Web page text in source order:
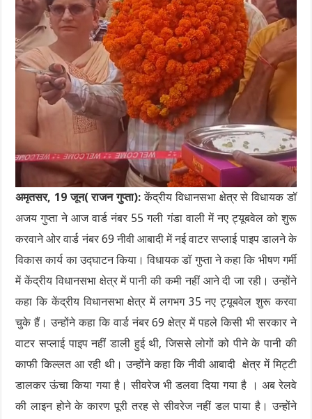
अमृतसर, 19 जून( राजन गुप्ता):केंद्रीय विधानसभा क्षेत्र से विधायक डॉ
अजय गुप्ता ने आज वार्ड नंबर 55 गली गंडा वाली में नए ट्यूबवेल को शुरू
करवाने ओर वार्ड नंबर 69 नीवी आबादी में नई वाटर सप्लाई पाइप डालने के
विकास कार्य का उद्घाटन किया। विधायक डॉ गुप्ता ने कहा कि भीषण गर्मी
में केंद्रीय विधानसभा क्षेत्र में पानी की कमी नहीं आने दी जा रही। उन्होंने
कहा कि केंद्रीय विधानसभा क्षेत्र में लगभग 35 नए ट्यूबवेल शुरू करवा
चुके हैं। उन्होंने कहा कि वार्ड नंबर 69 क्षेत्र में पहले किसी भी सरकार ने
वाटर सप्लाई पाइप नहीं डाली हुई थी, जिससे लोगों को पीने के पानी की
काफी किल्लत आ रही थी। उन्होंने कहा कि नीवी आबादी क्षेत्र में मिट्टी
डालकर ऊंचा किया गया है। सीवरेज भी डलवा दिया गया है । अब रेलवे
की लाइन होने के कारण पूरी तरह से सीवरेज नहीं डल पाया है। उन्होंने